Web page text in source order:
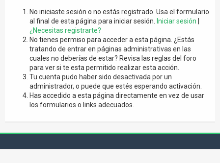
No iniciaste sesión o no estás registrado. Usa el formulario
al final de esta página para iniciar sesión.
Iniciar sesión
¿Necesitas registrarte?
No tienes permiso para acceder a esta página. ¿Estás
tratando de entrar en páginas administrativas en las
cuales no deberías de estar? Revisa las reglas del foro
para ver si te esta permitido realizar esta acción.
Tu cuenta pudo haber sido desactivada por un
administrador, o puede que estés esperando activación.
Has accedido a esta página directamente en vez de usar
los formularios o links adecuados.